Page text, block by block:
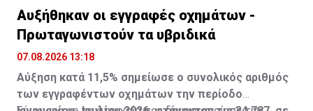
Αυξήθηκαν οι εγγραφές οχημάτων -
Πρωταγωνιστούν τα υβριδικά
07.08.2026 13:18
Αύξηση κατά 11,5% σημείωσε ο συνολικός αριθμός
των εγγραφέντων οχημάτων την περίοδο